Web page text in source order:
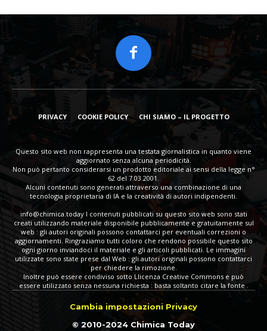
PRIVACY COOKIE POLICY CHI SIAMO – IL PROGETTO
Questo sito web non rappresenta una testata giornalistica in quanto viene
aggiornato senza alcuna periodicità.
Non può pertanto considerarsi un prodotto editoriale ai sensi della legge n°
62 del 7.03.2001.
Alcuni contenuti sono generati attraverso una combinazione di una
tecnologia proprietaria di IA e la creatività di autori indipendenti.
info@chimica.todayI contenuti pubblicati su questo sito web sono stati
creati utilizzando materiale disponibile pubblicamente e gratuitamente sul
web : gli autori originali possono contattarci per eventuali correzioni o
aggiornamenti. Ringraziamo tutti coloro che rendono possibile questo sito
ogni giorno inviandoci il materiale e gli articoli pubblicati. Le immagini
utilizzate sono state prese dal Web : gli autori originali possono contattarci
per chiedere la rimozione.
Inoltre può essere condiviso sotto Llicenza Creative Commons e può
essere utilizzato senza nessuna richiesta : basta soltanto citare la fonte .
Cambia impostazioni Privacy
© 2010-2024 Chimica Today